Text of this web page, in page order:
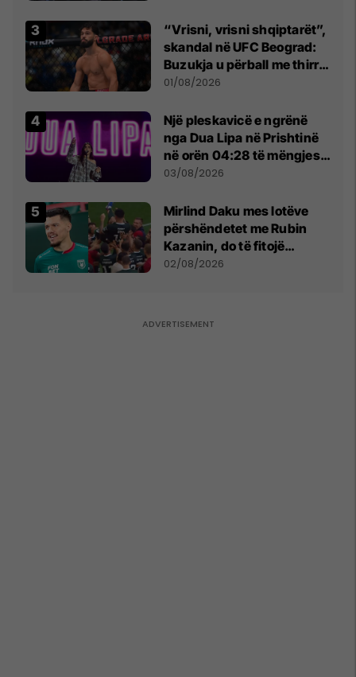
“Vrisni, vrisni shqiptarët”,
skandal në UFC Beograd:
Buzukja u përball me thirrje
anti-shqiptare nga
01/08/2026
Një pleskavicë e ngrënë
nga Dua Lipa në Prishtinë
në orën 04:28 të mëngjesit
- dhe bota digjitale serbe
03/08/2026
Mirlind Daku mes lotëve
përshëndetet me Rubin
Kazanin, do të fitojë
miliona te Spartak Moska
02/08/2026